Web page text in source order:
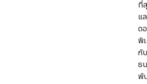
ที่
แ
ด
พิ
กั
ธ
พั